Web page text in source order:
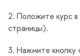
2. Положите курс в
страницы).
3. Нажмите кнопку